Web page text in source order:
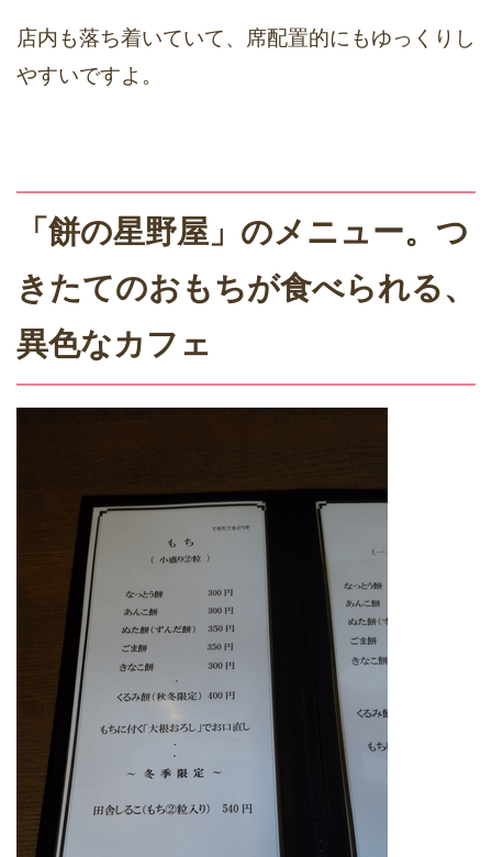
店内も落ち着いていて、席配置的にもゆっくりし
やすいですよ。
「餅の星野屋」のメニュー。つ
きたてのおもちが食べられる、
異色なカフェ